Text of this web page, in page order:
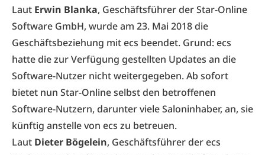
Laut Erwin Blanka, Geschäftsführer der Star-Online
Software GmbH, wurde am 23. Mai 2018 die
Geschäftsbeziehung mit ecs beendet. Grund: ecs
hatte die zur Verfügung gestellten Updates an die
Software-Nutzer nicht weitergegeben. Ab sofort
bietet nun Star-Online selbst den betroffenen
Software-Nutzern, darunter viele Saloninhaber, an, sie
künftig anstelle von ecs zu betreuen.
Laut Dieter Bögelein, Geschäftsführer der ecs